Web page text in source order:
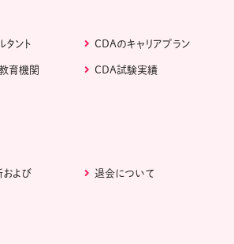
タント CDAのキャリアプラン
育機関 CDA試験実績
および
退会について